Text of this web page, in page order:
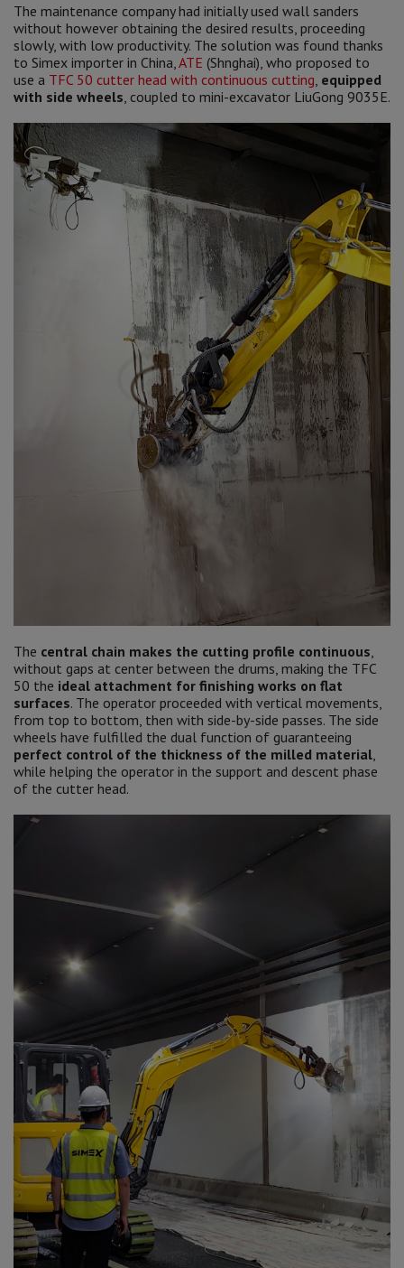
The maintenance company had initially used wall sanders
without however obtaining the desired results, proceeding
slowly, with low productivity. The solution was found thanks
to Simex importer in China, ATE (Shnghai), who proposed to
use a TFC 50 cutter head with continuous cutting equipped
with side wheels , coupled to mini-excavator LiuGong 9035E.
The central chain makes the cutting profile continuous,
without gaps at center between the drums, making the TFC
50 the ideal attachment for finishing works on flat
surfaces. The operator proceeded with vertical movements,
from top to bottom, then with side-by-side passes. The side
wheels have fulfilled the dual function of guaranteeing
perfect control of the thickness of the milled material,
while helping the operator in the support and descent phase
of the cutter head.